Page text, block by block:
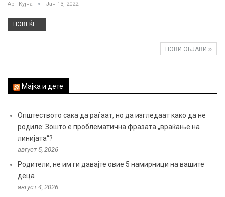
Арт Кујна Јан 13, 2022
ПОВЕЌЕ...
НОВИ ОБЈАВИ
Мајка и дете
Општеството сака да раѓаат, но да изгледаат како да не
родиле: Зошто е проблематична фразата „враќање на
линијата“?
август 5, 2026
Родители, не им ги давајте овие 5 намирници на вашите
деца
август 4, 2026